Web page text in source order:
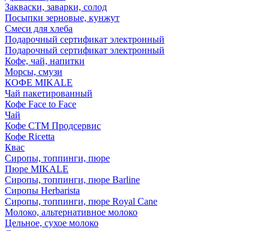
Закваски, заварки, солод
Посыпки зерновые, кунжут
Смеси для хлеба
Подарочный сертификат электронный
Подарочный сертификат электронный
Кофе, чай, напитки
Морсы, смузи
КОФЕ MIKALE
Чай пакетированный
Кофе Face to Face
Чай
Кофе СТМ Продсервис
Кофе Ricetta
Квас
Сиропы, топпинги, пюре
Пюре MIKALE
Сиропы, топпинги, пюре Barline
Сиропы Herbarista
Сиропы, топпинги, пюре Royal Cane
Молоко, альтернативное молоко
Цельное, сухое молоко